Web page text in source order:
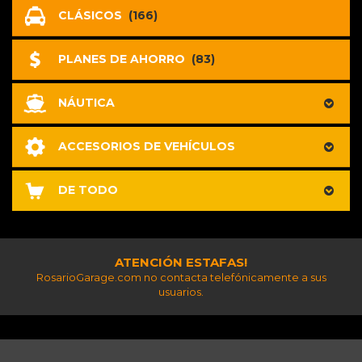
CLÁSICOS (166)
PLANES DE AHORRO (83)
NÁUTICA
ACCESORIOS DE VEHÍCULOS
DE TODO
ATENCIÓN ESTAFAS!
RosarioGarage.com no contacta telefónicamente a sus
usuarios.